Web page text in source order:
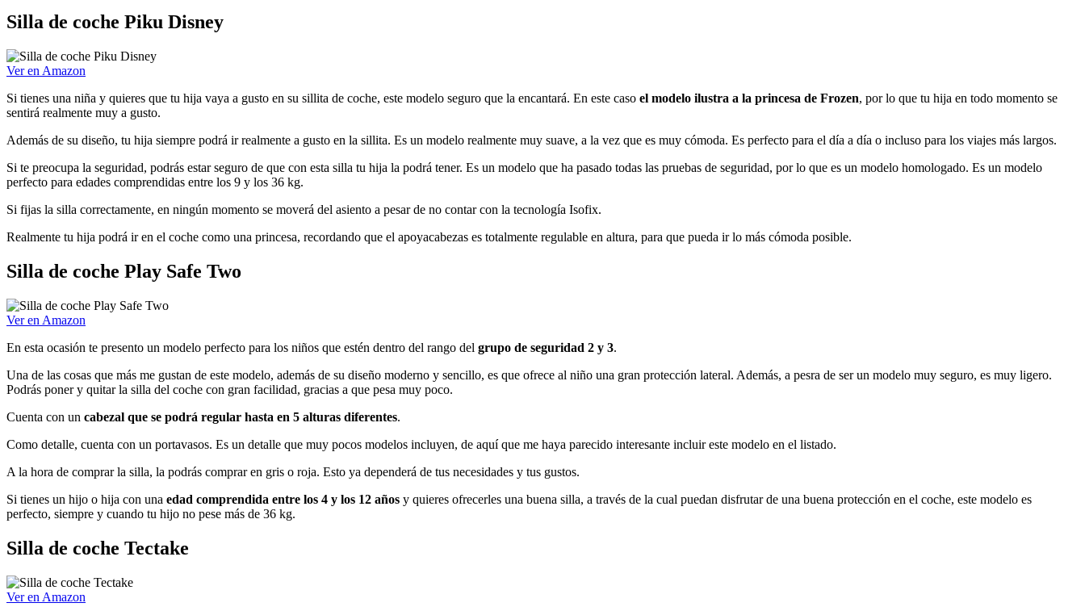
Silla de coche Piku Disney
Ver en Amazon
Si tienes una niña y quieres que tu hija vaya a gusto en su sillita de coche, este modelo seguro que la encantará. En este caso el modelo ilustra a la princesa de Frozen, por lo que tu hija en todo momento se
sentirá realmente muy a gusto.
Además de su diseño, tu hija siempre podrá ir realmente a gusto en la sillita. Es un modelo realmente muy suave, a la vez que es muy cómoda. Es perfecto para el día a día o incluso para los viajes más largos.
Si te preocupa la seguridad, podrás estar seguro de que con esta silla tu hija la podrá tener. Es un modelo que ha pasado todas las pruebas de seguridad, por lo que es un modelo homologado. Es un modelo
perfecto para edades comprendidas entre los 9 y los 36 kg.
Si fijas la silla correctamente, en ningún momento se moverá del asiento a pesar de no contar con la tecnología Isofix.
Realmente tu hija podrá ir en el coche como una princesa, recordando que el apoyacabezas es totalmente regulable en altura, para que pueda ir lo más cómoda posible.
Silla de coche Play Safe Two
Ver en Amazon
En esta ocasión te presento un modelo perfecto para los niños que estén dentro del rango del grupo de seguridad 2 y 3.
Una de las cosas que más me gustan de este modelo, además de su diseño moderno y sencillo, es que ofrece al niño una gran protección lateral. Además, a pesra de ser un modelo muy seguro, es muy ligero.
Podrás poner y quitar la silla del coche con gran facilidad, gracias a que pesa muy poco.
Cuenta con un cabezal que se podrá regular hasta en 5 alturas diferentes.
Como detalle, cuenta con un portavasos. Es un detalle que muy pocos modelos incluyen, de aquí que me haya parecido interesante incluir este modelo en el listado.
A la hora de comprar la silla, la podrás comprar en gris o roja. Esto ya dependerá de tus necesidades y tus gustos.
Si tienes un hijo o hija con una edad comprendida entre los 4 y los 12 años y quieres ofrecerles una buena silla, a través de la cual puedan disfrutar de una buena protección en el coche, este modelo es
perfecto, siempre y cuando tu hijo no pese más de 36 kg.
Silla de coche Tectake
Ver en Amazon